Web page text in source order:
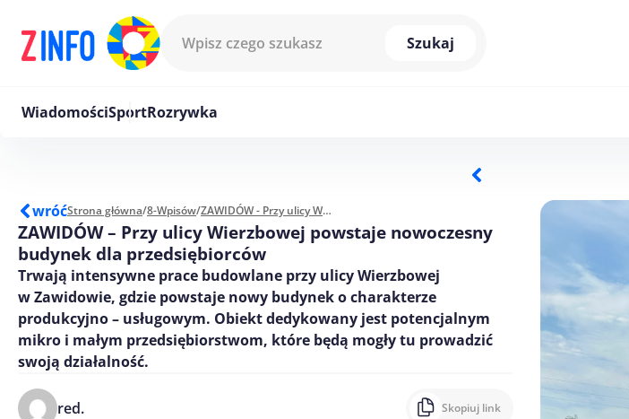
Szukaj
WiadomościSportRozrywka
wróćStrona główna/8-Wpisów/ ZAWIDÓW - Przy ulicy Wierzbowej powstaje nowoczesny budynek dla przedsiębiorców
ZAWIDÓW – Przy ulicy Wierzbowej powstaje nowoczesny
budynek dla przedsiębiorców
Trwają intensywne prace budowlane przy ulicy Wierzbowej
w Zawidowie, gdzie powstaje nowy budynek o charakterze
produkcyjno – usługowym. Obiekt dedykowany jest potencjalnym
mikro i małym przedsiębiorstwom, które będą mogły tu prowadzić
swoją działalność.
red. Skopiuj link